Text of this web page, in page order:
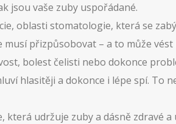
jsou vaše zuby uspořádané.
, oblasti stomatologie, která se
přizpůsobovat – a to může
bolest čelisti nebo dokonce
hlasitěji a dokonce i lépe spí. To
která udržuje zuby a dásně zdravé